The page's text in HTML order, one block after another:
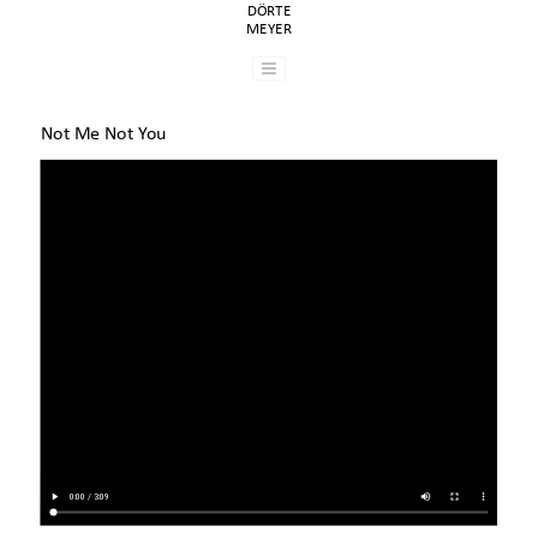
DÖRTE
MEYER
Not Me Not You